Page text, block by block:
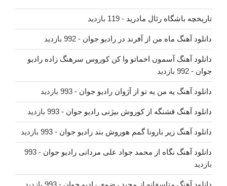
تاریخچه باشگاه رئال مادرید - 119 بازدید
دانلود آهنگ ماه من از آفرند در رادیو جوان - 992 بازدید
دانلود آهنگ آسمون اخماتو وا کن کوروس سرهنگ زاده رادیو
جوان - 992 بازدید
دانلود آهنگ یه من یه تو از آژوان رادیو جوان - 993 بازدید
دانلود آهنگ قشنگه از کوروش بیژنی رادیو جوان - 993 بازدید
دانلود آهنگ زیر بارونا گمم هوروش بند رادیو جوان - 993 بازدید
دانلود آهنگ نگاه از محمد جواد علی مردانی رادیو جوان
- 993
بازدید